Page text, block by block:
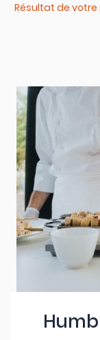
Résultat de